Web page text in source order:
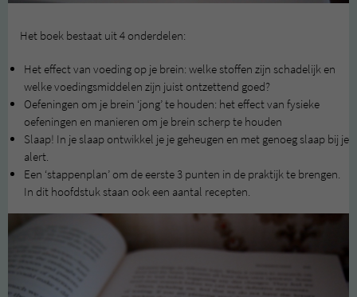
Het boek bestaat uit 4 onderdelen:
Het effect van voeding op je brein: welke stoffen zijn schadelijk en
welke voedingsmiddelen zijn juist ontzettend goed?
Oefeningen om je brein ‘jong’ te houden: het effect van fysieke
oefeningen en manieren om je brein scherp te houden
Slaap! In je slaap ontwikkel je je geheugen en met genoeg slaap bij je
alert.
Een ‘stappenplan’ om de eerste 3 punten in de praktijk te brengen.
In dit hoofdstuk staan ook een aantal recepten.